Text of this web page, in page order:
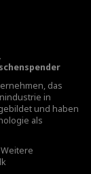
das
in
und haben
als